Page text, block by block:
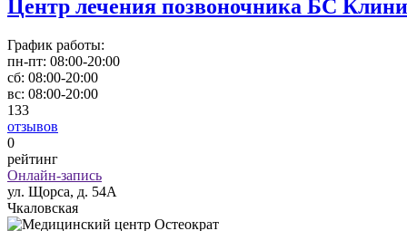
Центр лечения позвоночника БС
График работы:
пн-пт: 08:00-20:00
сб: 08:00-20:00
вс: 08:00-20:00
133
отзывов
0
рейтинг
Онлайн-запись
ул. Щорса, д. 54А
Чкаловская